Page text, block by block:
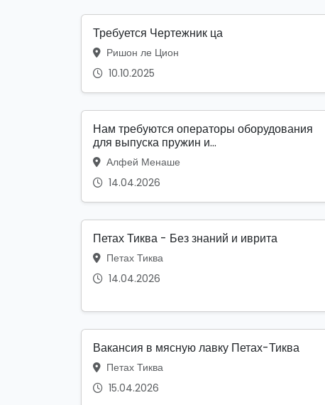
Требуется Чертежник ца
Ришон ле Цион
10.10.2025
Нам требуются операторы оборудования
для выпуска пружин и...
Алфей Менаше
14.04.2026
Петах Тиква - Без знаний и иврита
Петах Тиква
14.04.2026
Вакансия в мясную лавку Петах-Тиква
Петах Тиква
15.04.2026